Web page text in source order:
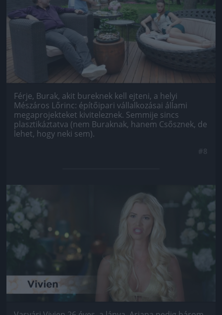
Férje, Burak, akit bureknek kell ejteni, a helyi
Mészáros Lőrinc: építőipari vállalkozásai állami
megaprojekteket kiviteleznek. Semmije sincs
plasztikáztatva (nem Buraknak, hanem Csősznek, de
lehet, hogy neki sem).
Jön még kép!